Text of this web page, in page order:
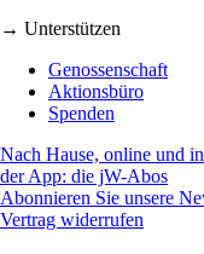
→ Unterstützen
Genossenschaft
Aktionsbüro
Spenden
Nach Hause, online und in
der App: die jW-Abos
Abonnieren Sie unsere
Vertrag widerrufen